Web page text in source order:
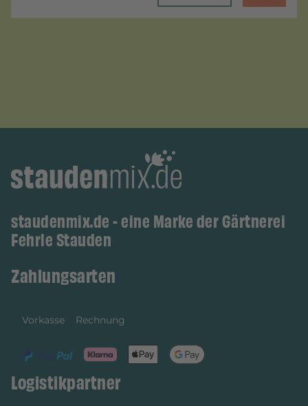
staudenmix.de - eine Marke der Gärtnerei
Fehrle Stauden
Zahlungsarten
Vorkasse Rechnung
Logistikpartner